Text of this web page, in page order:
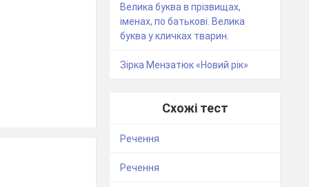
Велика буква в прізвищах,
іменах, по батькові. Велика
буква у кличках тварин.
Зірка Мензатюк «Новий рік»
Схожі тест
Речення
Речення